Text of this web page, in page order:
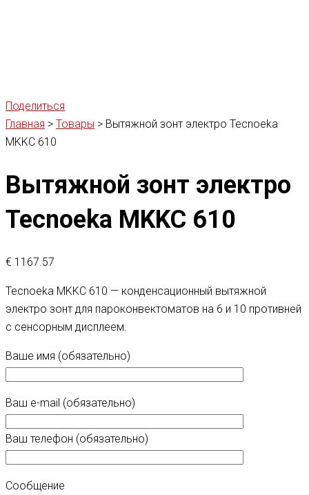
Поделиться
Главная > Товары > Вытяжной зонт электро Tecnoeka
MKKC 610
Вытяжной зонт электро
Tecnoeka MKKC 610
€ 1167.57
Tecnoeka MKKC 610 — конденсационный вытяжной
электро зонт для пароконвектоматов на 6 и 10 противней
с сенсорным дисплеем.
Ваше имя (обязательно)
Ваш e-mail (обязательно)
Ваш телефон (обязательно)
Сообщение